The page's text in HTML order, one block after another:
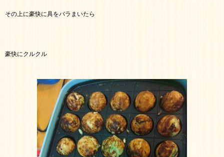
その上に豪快に具をバラまいたら
豪快にクルクル